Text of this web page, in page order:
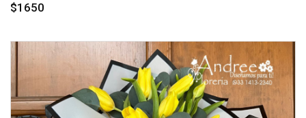
$1650